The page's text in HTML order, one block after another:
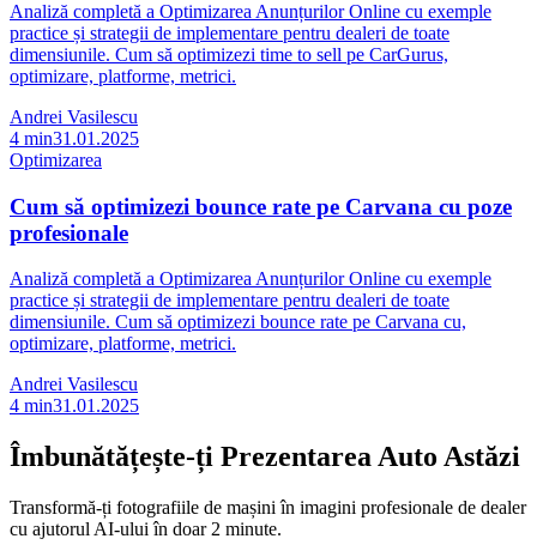
Analiză completă a Optimizarea Anunțurilor Online cu exemple
practice și strategii de implementare pentru dealeri de toate
dimensiunile. Cum să optimizezi time to sell pe CarGurus,
optimizare, platforme, metrici.
Andrei Vasilescu
4 min31.01.2025
Optimizarea
Cum să optimizezi bounce rate pe Carvana cu poze
profesionale
Analiză completă a Optimizarea Anunțurilor Online cu exemple
practice și strategii de implementare pentru dealeri de toate
dimensiunile. Cum să optimizezi bounce rate pe Carvana cu,
optimizare, platforme, metrici.
Andrei Vasilescu
4 min31.01.2025
Îmbunătățește-ți Prezentarea Auto Astăzi
Transformă-ți fotografiile de mașini în imagini profesionale de dealer
cu ajutorul AI-ului în doar 2 minute.